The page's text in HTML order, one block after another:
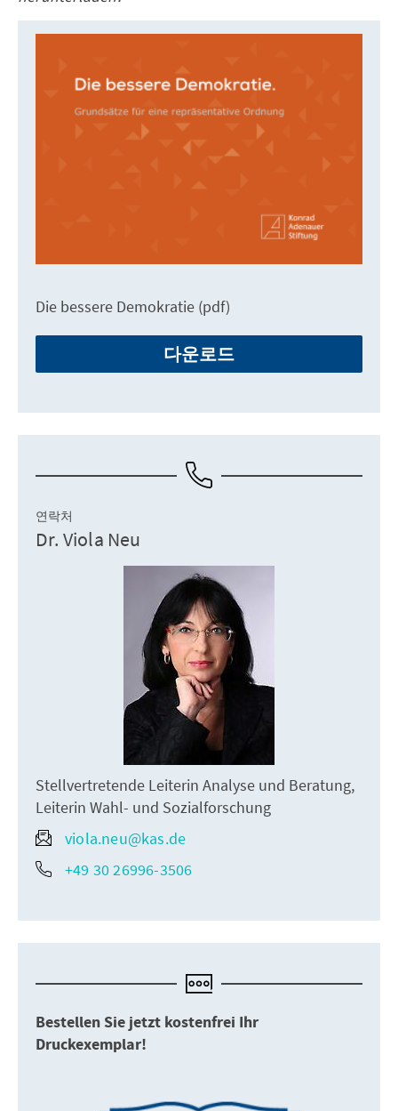
Die bessere Demokratie (pdf)
다운로드
연락처
Dr. Viola Neu
Stellvertretende Leiterin Analyse und Beratung,
Leiterin Wahl- und Sozialforschung
viola.neu@kas.de
+49 30 26996-3506
Bestellen Sie jetzt kostenfrei Ihr
Druckexemplar!